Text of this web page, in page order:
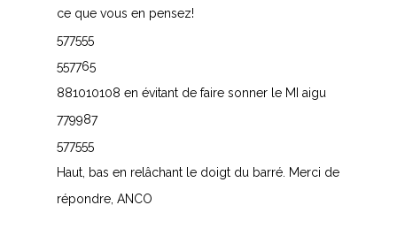
ce que vous en pensez!
577555
557765
881010108 en évitant de faire sonner le MI aigu
779987
577555
Haut, bas en relâchant le doigt du barré. Merci de
répondre, ANCO
W
Y